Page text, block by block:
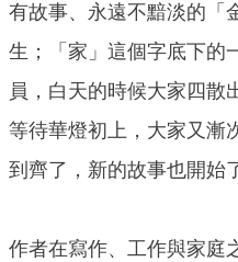
有故事、永遠不黯淡的「
生；「家」這個字底下的
員，白天的時候大家四散
等待華燈初上，大家又漸
到齊了，新的故事也開始
作者在寫作、工作與家庭